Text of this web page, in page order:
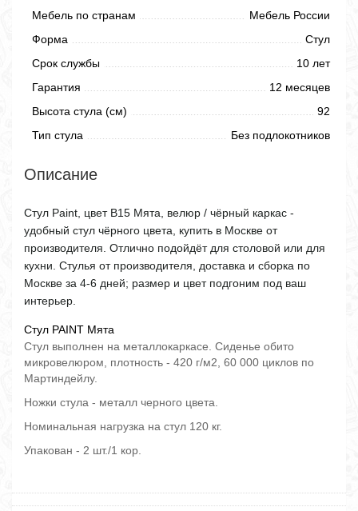
Мебель по странам
Мебель России
Форма
Стул
Срок службы
10 лет
Гарантия
12 месяцев
Высота стула (см)
92
Тип стула
Без подлокотников
Описание
Стул Paint, цвет B15 Мята, велюр / чёрный каркас -
удобный стул чёрного цвета, купить в Москве от
производителя. Отлично подойдёт для столовой или для
кухни. Стулья от производителя, доставка и сборка по
Москве за 4-6 дней; размер и цвет подгоним под ваш
интерьер.
Стул PAINT Мята
Стул выполнен на металлокаркасе. Сиденье обито
микровелюром, плотность - 420 г/м2, 60 000 циклов по
Мартиндейлу.
Ножки стула - металл черного цвета.
Номинальная нагрузка на стул 120 кг.
Упакован - 2 шт./1 кор.